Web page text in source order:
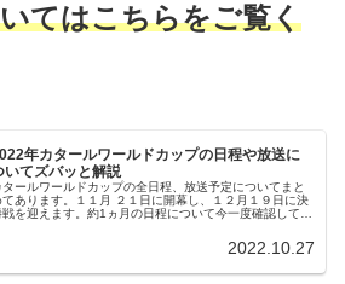
てはこちらをご覧く
年カタールワールドカップの日程や放送に
いてズバッと解説
タールワールドカップの全日程、放送予定についてまと
てあります。１１月 ２１日に開幕し、１２月１９日に決
戦を迎えます。約1ヵ月の日程について今一度確認してく
2022.10.27